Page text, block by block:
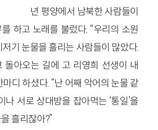
년 평양에서 남북한 사람들이
하고 노래를 불렀다. “우리의 소원
저기 눈물을 흘리는 사람들이 많았다.
돌아오는 길에 고 리영희 선생이 내
디 하셨다. “난 어째 악어의 눈물 같
나 서로 상대방을 잡아먹는 ‘통일’을
흘리잖아?”